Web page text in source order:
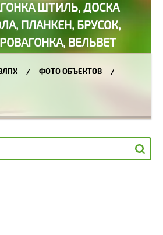
ШТИЛЬ, ДОСКА
ПЛАНКЕН, БРУСОК,
ВЕЛЬВЕТ
ФОТО ОБЪЕКТОВ